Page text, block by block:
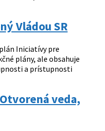
Vládou SR
Iniciatívy pre
plány, ale obsahuje
a prístupnosti
veda,